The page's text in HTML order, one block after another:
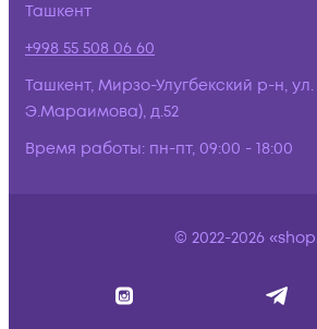
Ташкент
+998 55 508 06 60
Ташкент, Мирзо-Улугбекский р-н,
Э.Мараимова), д.52
Время работы: пн-пт, 09:00 - 18:00
© 2022-2026